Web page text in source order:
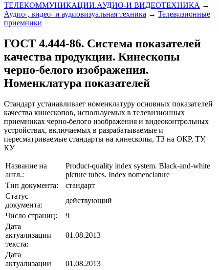
ТЕЛЕКОММУНИКАЦИИ.АУДИО-И ВИДЕОТЕХНИКА →
Аудио-, видео- и аудиовизуальная техника → Телевизионные
приемники
ГОСТ 4.444-86. Система показателей
качества продукции. Кинескопы
черно-белого изображения.
Номенклатура показателей
Стандарт устанавливает номенклатуру основных показателей
качества кинескопов, используемых в телевизионных
приемниках черно-белого изображения и видеоконтрольных
устройствах, включаемых в разрабатываемые и
пересматриваемые стандарты на кинескопы, ТЗ на ОКР, ТУ,
КУ
Название на
англ.:
Product-quality index system. Black-and-white
picture tubes. Index nomenclature
Тип документа:
стандарт
Статус
документа:
действующий
Число страниц:
9
Дата
актуализации
текста:
01.08.2013
Дата
актуализации
01.08.2013